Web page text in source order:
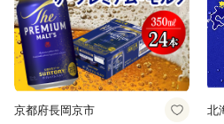
京都府長岡京市 北